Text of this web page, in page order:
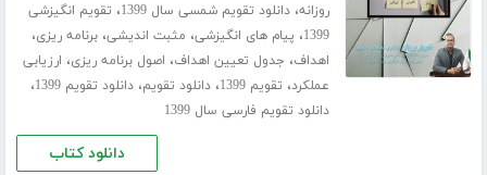
روزانه،دانلود تقویم شمسی سال 1399 ، تقویم انگیزشی
1399، پیام های انگیزشی، مثبت اندیشی،برنامه ریزی،
اهداف، جدول تعیین اهداف، اصول برنامه ریزی، ارزیابی
عملکرد، تقویم 1399 ،دانلود تقویم،دانلود تقویم 1399 ،
دانلود تقویم فارسی سال 1399
دانلود کتاب